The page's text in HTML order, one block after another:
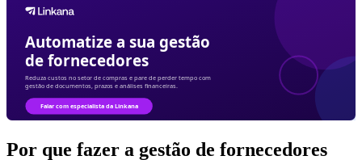
Por que fazer a gestão de fornecedores